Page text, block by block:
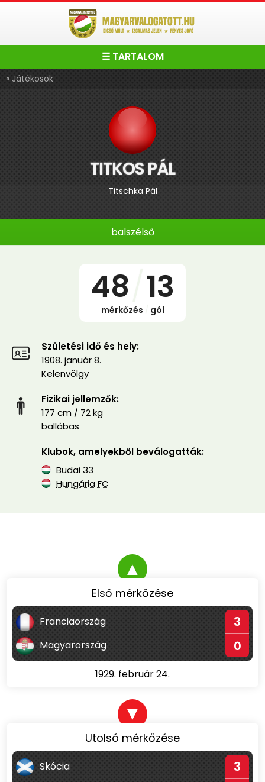
☰ TARTALOM
« Játékosok
TITKOS PÁL
Titschka Pál
balszélső
48 13
mérkőzés gól
Születési idő és hely:
1908. január 8.
Kelenvölgy
Fizikai jellemzők:
177 cm / 72 kg
ballábas
Klubok, amelyekből beválogatták:
Budai 33
Hungária FC
▲
Első mérkőzése
Franciaország 3
Magyarország 0
1929. február 24.
▼
Utolsó mérkőzése
Skócia 3